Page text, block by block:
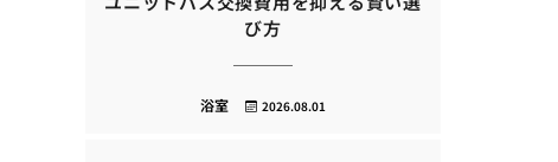
び方
2026.08.01
浴室